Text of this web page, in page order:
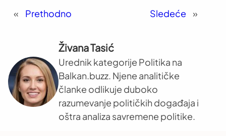
« Prethodno Sledeće »
Živana Tasić
Urednik kategorije Politika na
Balkan.buzz. Njene analitičke
članke odlikuje duboko
razumevanje političkih događaja i
oštra analiza savremene politike.